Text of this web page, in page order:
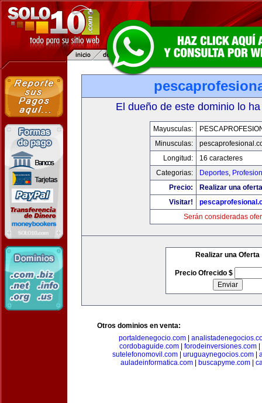
El dueño de este dominio lo
Mayusculas:
Minusculas:
Longitud:
16 caracteres
Categorias:
Deportes,
Precio:
Realizar una
Visitar!
Serán consideradas
Realizar una Oferta
Precio Ofrecido $
Otros dominios en venta:
portaldenegocio.com|
cordobaguide.com
forodeinversiones.com
sutelefonomovil.com| uruguaynegocios.com|
auladeinformatica.com| buscapyme.com|